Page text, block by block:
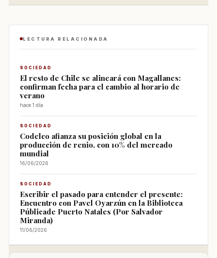
LECTURA RELACIONADA
SOCIEDAD
El resto de Chile se alineará con Magallanes:
confirman fecha para el cambio al horario de
verano
hace 1 día
SOCIEDAD
Codelco afianza su posición global en la
producción de renio, con 10% del mercado
mundial
16/06/2026
SOCIEDAD
Escribir el pasado para entender el presente:
Encuentro con Pavel Oyarzún en la Biblioteca
Públicade Puerto Natales (Por Salvador
Miranda)
11/06/2026